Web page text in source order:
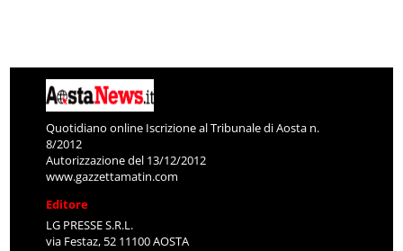
Quotidiano online Iscrizione al Tribunale di Aosta n.
8/2012
Autorizzazione del 13/12/2012
www.gazzettamatin.com
Editore
LG PRESSE S.R.L.
via Festaz, 52 11100 AOSTA